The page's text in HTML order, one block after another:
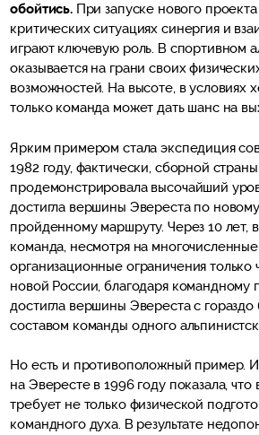
обойтись. При запуске нового
критических ситуациях синергия и
играют ключевую роль. В спортивном
оказывается на грани своих
возможностей. На высоте, в условиях
только команда может дать шанс на
Ярким примером стала экспедиция
1982 году, фактически, сборной
продемонстрировала высочайший
достигла вершины Эвереста по
пройденному маршруту. Через 10 лет,
команда, несмотря на
организационные ограничения только
новой России, благодаря командному
достигла вершины Эвереста с
составом команды одного
Но есть и противоположный пример.
на Эвересте в 1996 году показала,
требует не только физической
командного духа. В результате